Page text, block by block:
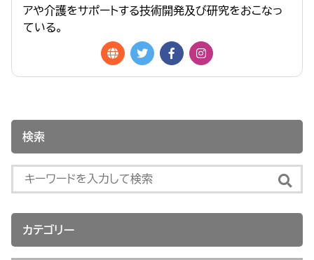
アや介護をサポートする技術開発及び研究をおこなっ
ている。
検索
カテゴリー